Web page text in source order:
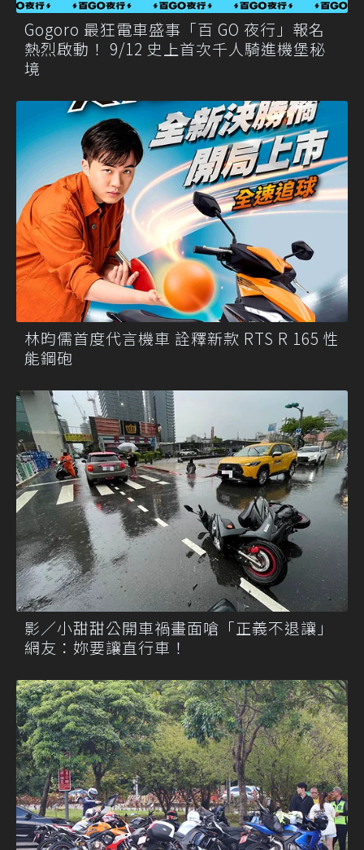
Gogoro 最狂電車盛事「百 GO 夜行」報名
熱烈啟動！ 9/12 史上首次千人騎進機堡秘
境
林昀儒首度代言機車 詮釋新款 RTS R 165 性
能鋼砲
影／小甜甜公開車禍畫面嗆「正義不退讓」
網友：妳要讓直行車！